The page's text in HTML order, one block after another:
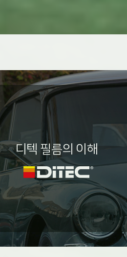
디텍 필름의 이해